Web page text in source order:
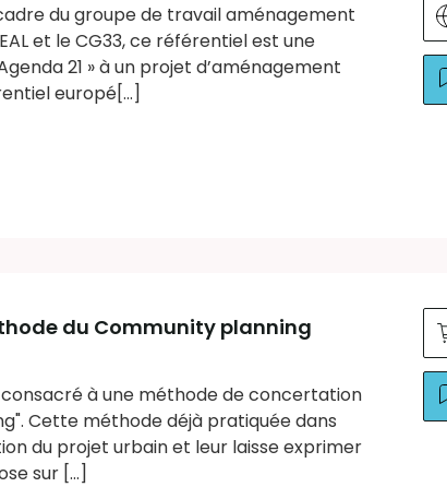
du groupe de travail aménagement
et le CG33, ce référentiel est une
21 » à un projet d’aménagement
europé[...]
du Community planning
à une méthode de concertation
Cette méthode déjà pratiquée dans
du projet urbain et leur laisse exprimer
sur [...]